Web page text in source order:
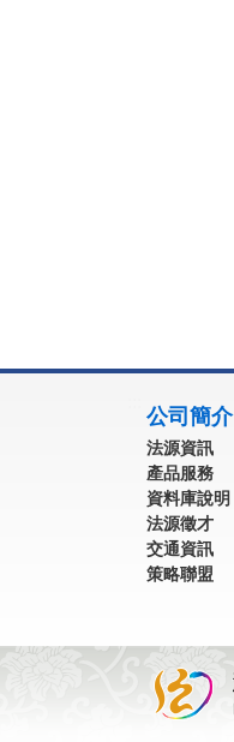
公司簡介
法源資訊
產品服務
資料庫說明
法源徵才
交通資訊
策略聯盟